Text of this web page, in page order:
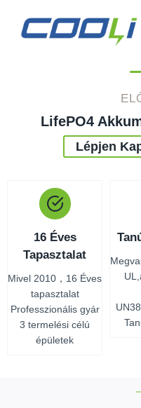
LifePO4
Lépjen
16 Éves
Tapasztalat
Mivel 2010，16 Éves
tapasztalat
Professzionális gyár
3 termelési célú
épületek